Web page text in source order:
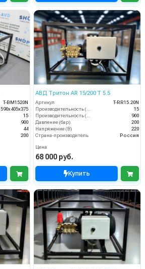
T-BM1520N
590х405х375
15
900
44
200
АВД Тритон AR 15/200 T 5.5
Артикул
T-RR15.20N
Производительность (л/мин)
15
Производительность (л/ч)
900
Давление (бар)
200
Напряжение (В)
220
Страна-производитель
Россия
Цена
68 000 руб.
Купить